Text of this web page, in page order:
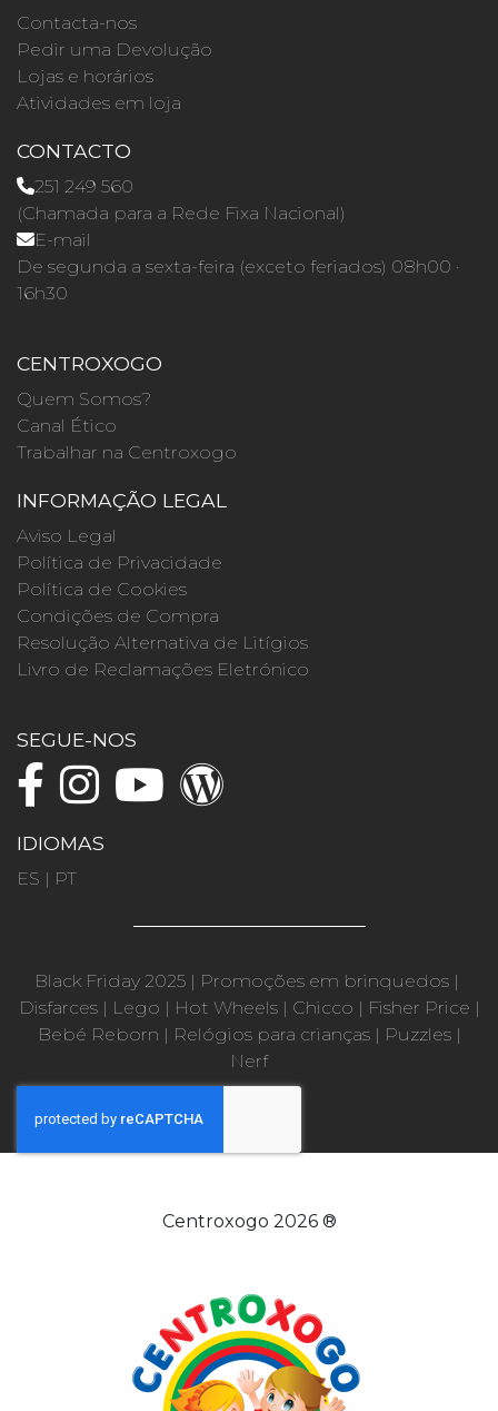
Contacta-nos
Pedir uma Devolução
Lojas e horários
Atividades em loja
CONTACTO
251 249 560
(Chamada para a Rede Fixa Nacional)
E-mail
De segunda a sexta-feira (exceto feriados) 08h00 ·
16h30
CENTROXOGO
Quem Somos?
Canal Ético
Trabalhar na Centroxogo
INFORMAÇÃO LEGAL
Aviso Legal
Política de Privacidade
Política de Cookies
Condições de Compra
Resolução Alternativa de Litígios
Livro de Reclamações Eletrónico
SEGUE-NOS
IDIOMAS
ES | PT
Black Friday 2025 | Promoções em brinquedos |
Disfarces| Lego | Hot Wheels| Chicco | Fisher Price |
Bebé Reborn | Relógios para crianças| Puzzles|
Nerf
Centroxogo 2026 ®